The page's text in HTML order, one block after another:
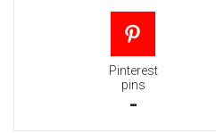
Pinterest
pins
-